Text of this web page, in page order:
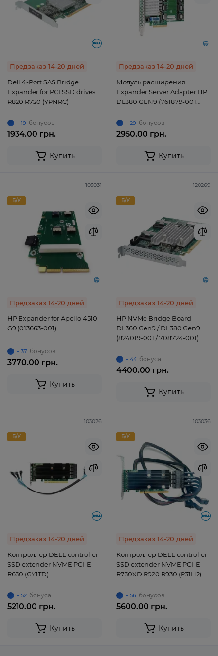
Предзаказ 14-20 дней
Dell 4-Port SAS Bridge
Expander for PCI SSD drives
R820 R720 (YPNRC)
+ 19 бонусов
1934.00 грн.
Купить
Предзаказ 14-20 дней
Модуль расширения
Expander Server Adapter HP
DL380 GEN9 (761879-001
/727252-001)
+ 29 бонусов
2950.00 грн.
Купить
103031
Б/У
Предзаказ 14-20 дней
HP Expander for Apollo 4510
G9 (013663-001)
+ 37 бонусов
3770.00 грн.
Купить
120269
Б/У
Предзаказ 14-20 дней
HP NVMe Bridge Board
DL360 Gen9 / DL380 Gen9
(824019-001 / 708724-001)
+ 44 бонуса
4400.00 грн.
Купить
103026
Б/У
Предзаказ 14-20 дней
Контроллер DELL controller
SSD extender NVME PCI-E
R630 (GY1TD)
+ 52 бонуса
5210.00 грн.
Купить
103036
Б/У
Предзаказ 14-20 дней
Контроллер DELL controller
SSD extender NVME PCI-E
R730XD R920 R930 (P31H2)
+ 56 бонусов
5600.00 грн.
Купить